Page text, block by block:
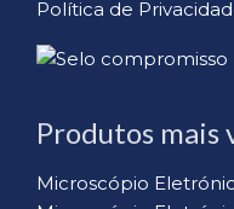
Política de
Produtos mais
Microscópio